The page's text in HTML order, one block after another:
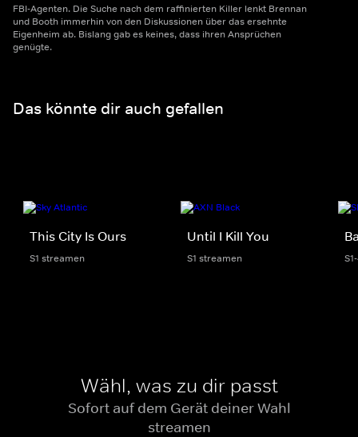
FBI-Agenten. Die Suche nach dem raffinierten Killer lenkt Brennan
und Booth immerhin von den Diskussionen über das ersehnte
Eigenheim ab. Bislang gab es keines, dass ihren Ansprüchen
genügte.
Das könnte dir auch gefallen
This City Is Ours
S1 streamen
Until I Kill You
S1 streamen
Wähl, was zu dir passt
Sofort auf dem Gerät deiner Wahl
streamen